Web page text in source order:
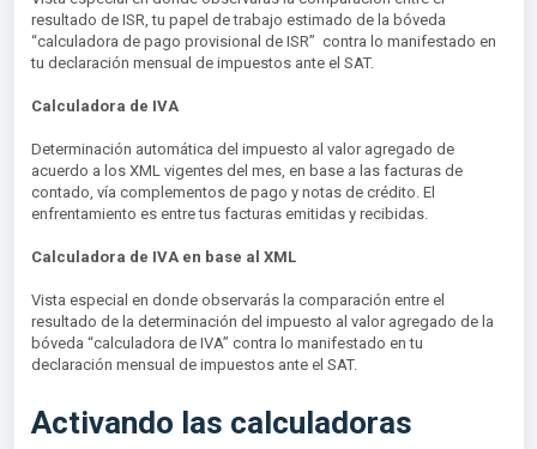
resultado de ISR, tu papel de trabajo estimado de la bóveda
“calculadora de pago provisional de ISR” contra lo manifestado en
tu declaración mensual de impuestos ante el SAT.
Calculadora de IVA
Determinación automática del impuesto al valor agregado de
acuerdo a los XML vigentes del mes, en base a las facturas de
contado, vía complementos de pago y notas de crédito. El
enfrentamiento es entre tus facturas emitidas y recibidas.
Calculadora de IVA en base al XML
Vista especial en donde observarás la comparación entre el
resultado de la determinación del impuesto al valor agregado de la
bóveda “calculadora de IVA” contra lo manifestado en tu
declaración mensual de impuestos ante el SAT.
Activando las calculadoras